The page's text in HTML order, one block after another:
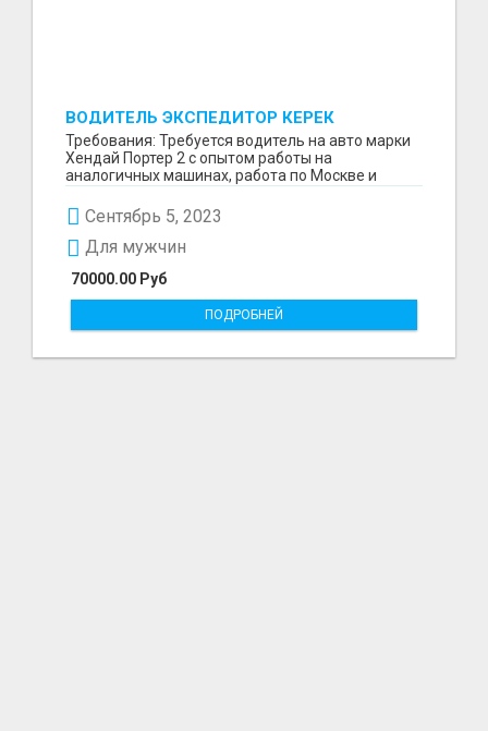
ВОДИТЕЛЬ ЭКСПЕДИТОР КЕРЕК
Требования: Требуется водитель на авто марки
Хендай Портер 2 с опытом работы на
аналогичных машинах, работа по Москве и
Сентябрь 5, 2023
70000.00 Руб
Для мужчин
ПОДРОБНЕЙ